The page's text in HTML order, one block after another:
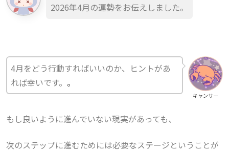
2026年4月の運勢をお伝えしました。
キャンサー
4月をどう行動すればいいのか、ヒントがあ
れば幸いです。 。
もし良いように進んでいない現実があっても、
次のステップに進むためには必要なステージということが